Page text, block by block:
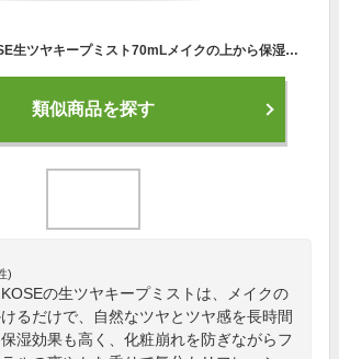
ウルミナプラスKOSE生ツヤキープミスト70mLメイクの上から保湿メイク崩れ防止フルーティフローラルの香り化粧水フルーティフローラヌル70ミリリットル(x1)
類似商品を探す
)
の生ツヤキープミストは、メイクの
るだけで、自然なツヤとツヤ感を長時間
湿効果も高く、化粧崩れを防ぎながらフ